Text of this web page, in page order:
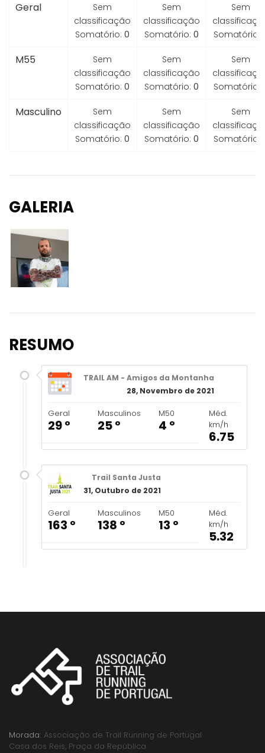
Geral
Sem
classificação
Somatório: 0
Sem
classificação
Somatório: 0
Sem
Somatório:
M55
Sem
classificação
Somatório: 0
Sem
classificação
Somatório: 0
Sem
Somatório:
Masculino
Sem
classificação
Somatório: 0
Sem
classificação
Somatório: 0
Sem
Somatório:
GALERIA
RESUMO
TRAIL AM - Amigos da Montanha
28, Novembro de 2021
Geral
29 º
Masculinos
25 º
M50
4 º
Méd.
km/h
6.75
Trail Santa Justa
31, Outubro de 2021
Geral
163 º
Masculinos
138 º
M50
13 º
Méd.
km/h
5.32
Morada: Associação de Trail Running de Portugal
Casa dos Reis, Praça da República